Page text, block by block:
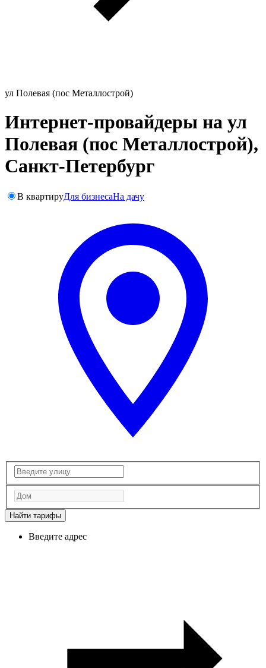
ул Полевая (пос Металлострой)
Интернет-провайдеры на ул
Полевая (пос Металлострой),
Санкт-Петербург
В квартируДля бизнесаНа дачу
Найти тарифы
Введите адрес